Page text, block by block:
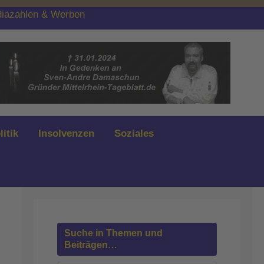
& Werben
Insolvenzen Soziales
Suche in Themen und
Beiträgen…